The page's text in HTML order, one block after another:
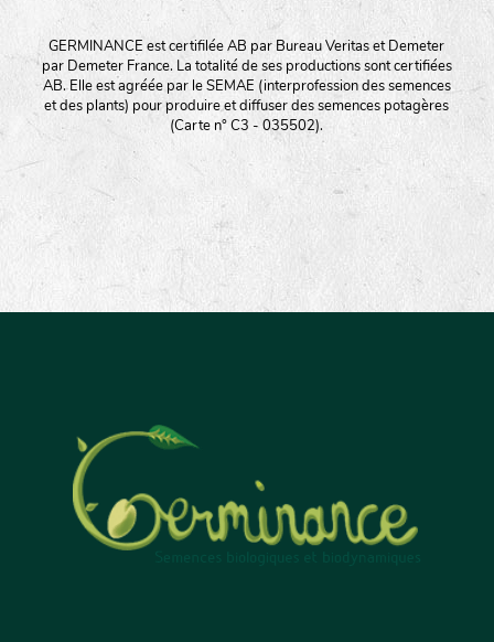
GERMINANCE est certifilée AB par Bureau Veritas et Demeter
par Demeter France. La totalité de ses productions sont certifiées
AB. Elle est agréée par le SEMAE (interprofession des semences
et des plants) pour produire et diffuser des semences potagères
(Carte n° C3 - 035502).